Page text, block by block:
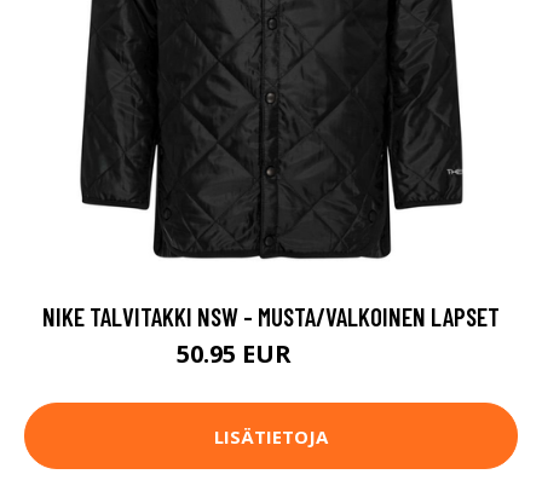
NIKE TALVITAKKI NSW - MUSTA/VALKOINEN LAPSET
50.95 EUR
LISÄTIETOJA